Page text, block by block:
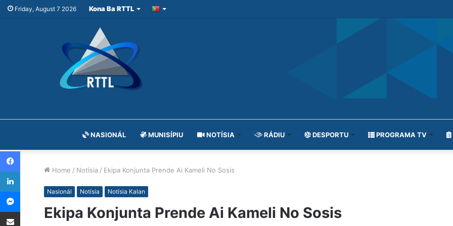
Friday, August 7 2026 Kona Ba RTTL
NASIONÁL MUNISÍPIU NOTÍSIA RÁDIU DESPORTU PROGRAMA TV
Home / Notísia / Ekipa Konjunta Prende Ai Kameli No Sosis
Nasionál Notísia Notísia Kalan
Ekipa Konjunta Prende Ai Kameli No Sosis
Facebook
LinkedIn
Messenger